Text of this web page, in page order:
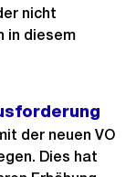
nicht
in diesem
der neuen VO
Dies hat